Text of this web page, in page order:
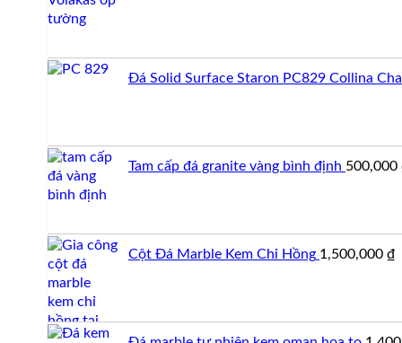
Đá Solid Surface Staron PC829 Collina
Tam cấp đá granite vàng bình định 500,000
Cột Đá Marble Kem Chỉ Hồng 1,500,000 ₫